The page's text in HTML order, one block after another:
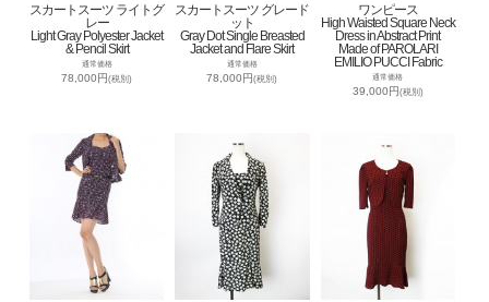
スカートスーツ ライトグ
レー
Light Gray Polyester Jacket
& Pencil Skirt
通常価格
78,000円(税別)
スカートスーツ グレード
ット
Gray Dot Single Breasted
Jacket and Flare Skirt
通常価格
78,000円(税別)
ワンピース
High Waisted Square Neck
Dress in Abstract Print
Made of PAROLARI
EMILIO PUCCI Fabric
通常価格
39,000円(税別)